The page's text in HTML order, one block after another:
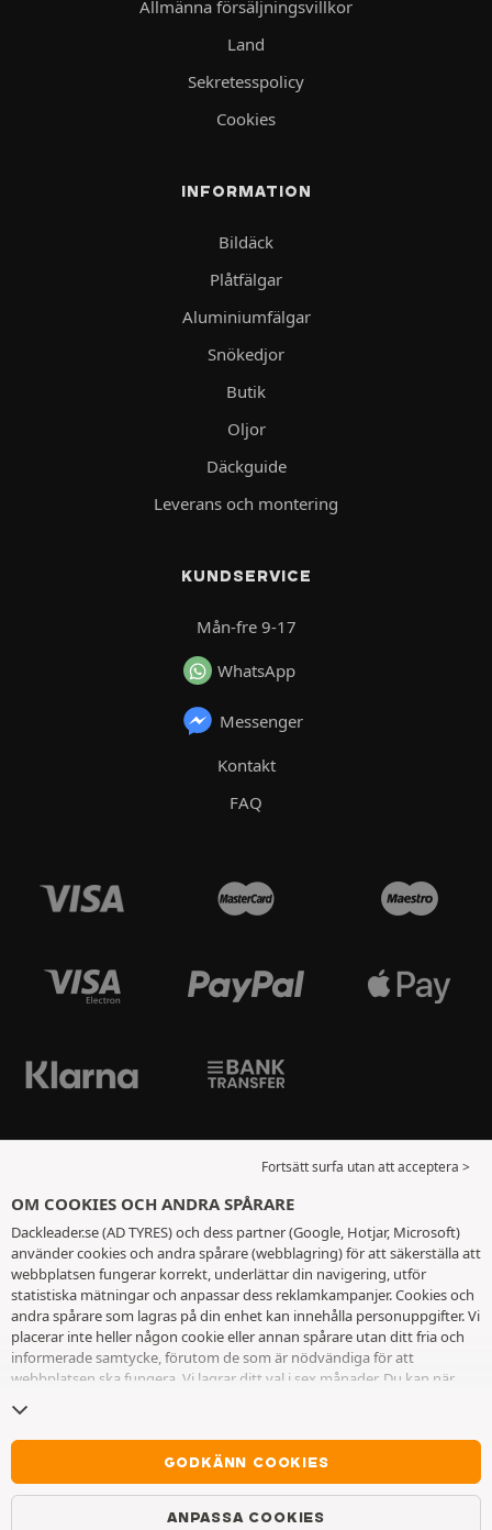
Allmänna försäljningsvillkor
Land
Sekretesspolicy
Cookies
INFORMATION
Bildäck
Plåtfälgar
Aluminiumfälgar
Snökedjor
Butik
Oljor
Däckguide
Leverans och montering
KUNDSERVICE
Mån-fre 9-17
WhatsApp
Messenger
Kontakt
FAQ
Fortsätt surfa utan att acceptera >
OM COOKIES OCH ANDRA SPÅRARE
Dackleader.se (AD TYRES) och dess partner (Google, Hotjar, Microsoft)
använder cookies och andra spårare (webblagring) för att säkerställa att
webbplatsen fungerar korrekt, underlättar din navigering, utför
statistiska mätningar och anpassar dess reklamkampanjer. Cookies och
andra spårare som lagras på din enhet kan innehålla personuppgifter. Vi
placerar inte heller någon cookie eller annan spårare utan ditt fria och
informerade samtycke, förutom de som är nödvändiga för att
webbplatsen ska fungera. Vi lagrar ditt val i sex månader. Du kan när
andra spårare
cookies eller andra spårare. Vägran hindrar inte tillgång till tjänsterna
AD TYRES. För ytterligare information hänvisar vi till
och andra spårare.
GODKÄNN COOKIES
ANPASSA COOKIES